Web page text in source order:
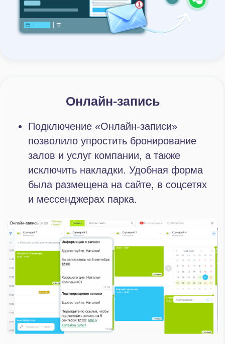
получили доступ к актуальной
аналитике по ключевым бизнес-
процессам. Это позволило опираться
на объективные данные и улучшить
на 38%
в 1,7 раза
Результатывнедрения
в цифрах
*На основании сравнения годовых
отчетов по продажам до и после
внедрения Битрикс24.
Персонализация рассылок, увеличение
инструмента «Повторные продажи с AI»
позволили повысить конверсию заявок
в клиентов на 38%
Подключение инструмента «Онлайн-
запись» и настройка напоминаний
снизили количество неявок клиентов
и переносов записей в последний